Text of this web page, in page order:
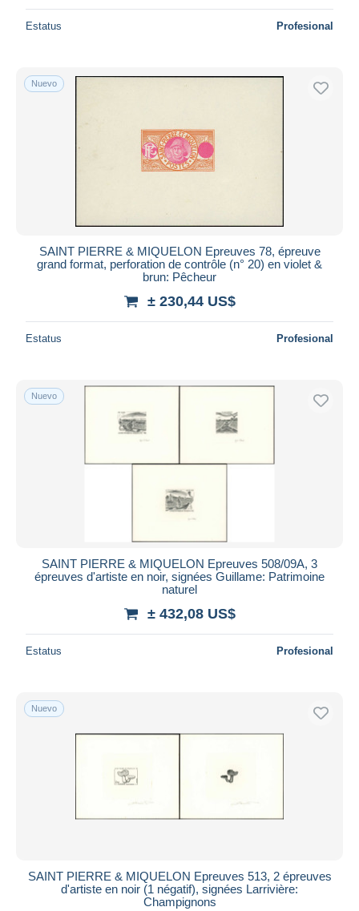
Estatus Profesional
Nuevo
SAINT PIERRE & MIQUELON Epreuves 78, épreuve
grand format, perforation de contrôle (n° 20) en violet &
brun: Pêcheur
± 230,44 US$
Estatus Profesional
Nuevo
SAINT PIERRE & MIQUELON Epreuves 508/09A, 3
épreuves d'artiste en noir, signées Guillame: Patrimoine
naturel
± 432,08 US$
Estatus Profesional
Nuevo
SAINT PIERRE & MIQUELON Epreuves 513, 2 épreuves
d'artiste en noir (1 négatif), signées Larrivière:
Champignons